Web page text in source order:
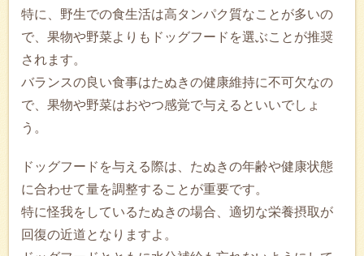
特に、野生での食生活は高タンパク質なことが多いの
で、果物や野菜よりもドッグフードを選ぶことが推奨
されます。
バランスの良い食事はたぬきの健康維持に不可欠なの
で、果物や野菜はおやつ感覚で与えるといいでしょ
う。
ドッグフードを与える際は、たぬきの年齢や健康状態
に合わせて量を調整することが重要です。
特に怪我をしているたぬきの場合、適切な栄養摂取が
回復の近道となりますよ。